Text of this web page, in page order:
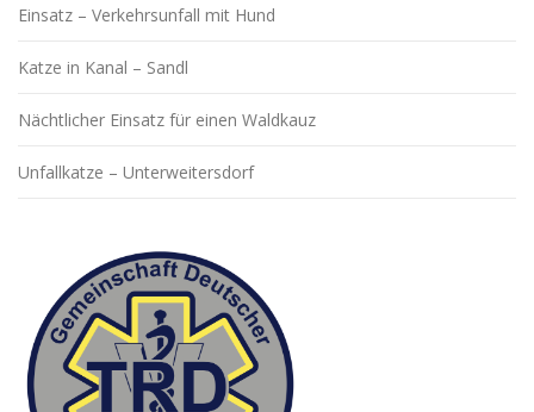
Einsatz – Verkehrsunfall mit Hund
Katze in Kanal – Sandl
Nächtlicher Einsatz für einen Waldkauz
Unfallkatze – Unterweitersdorf